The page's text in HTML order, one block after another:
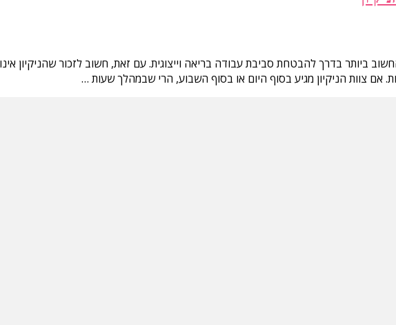
ביותר בדרך להבטחת סביבת עבודה בריאה וייצוגית. עם זאת, חשוב לזכור שהניקיון
אם צוות הניקיון מגיע בסוף היום או בסוף השבוע, הרי שבמהלך שעות …